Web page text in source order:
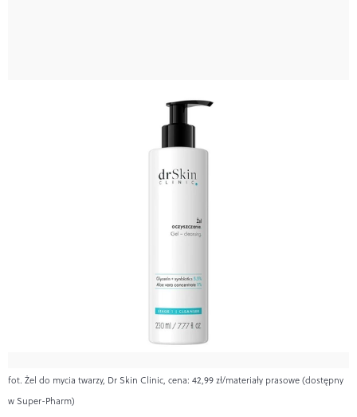
fot. Żel do mycia twarzy, Dr Skin Clinic, cena: 42,99 zł/materiały prasowe (dostępny
w Super-Pharm)